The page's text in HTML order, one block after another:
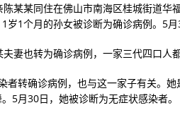
行
陈某某同住在佛山市南海区桂城街道
岁1个月的孙女被诊断为确诊病例。5月
妻也转为确诊病例，一家三代四口人
者转确诊病例，也与这一家子有关。
5月30日，她被诊断为无症状感染者。